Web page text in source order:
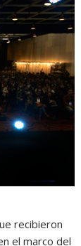
recibieron
el marco del